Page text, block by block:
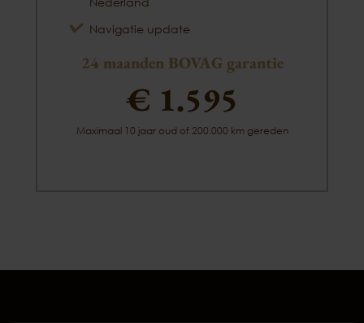
Navigatie update
24 maanden BOVAG garantie
€ 1.595
Maximaal 10 jaar oud of 200.000 km gereden